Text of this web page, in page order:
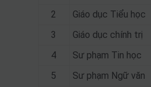
2
Giáo dục Tiểu học
3
Giáo dục chính trị
4
Sư phạm Tin học
5
Sư phạm Ngữ văn